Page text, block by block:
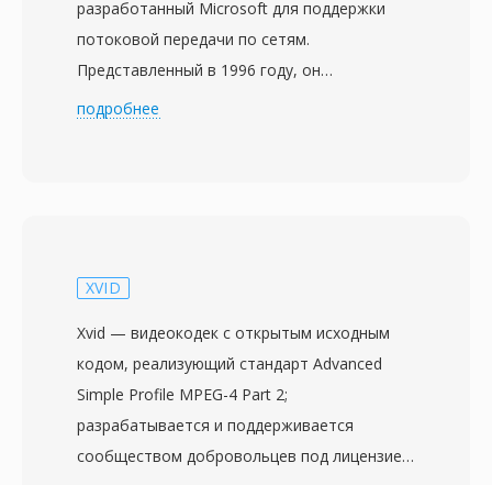
разработанный Microsoft для поддержки
потоковой передачи по сетям.
Представленный в 1996 году, он
первоначально назывался Active Streaming
вмещать данные любого кодека. Формат
включая такие функции, как прямая
коррекция ошибок, масштабируемый
битрейт и возможность перемотки внутри
потока без загрузки всего файла. Файлы
ASF содержат объект заголовка с
подробнее
XVID
Xvid — видеокодек с открытым исходным
кодом, реализующий стандарт Advanced
Simple Profile MPEG-4 Part 2;
разрабатывается и поддерживается
сообществом добровольцев под лицензией